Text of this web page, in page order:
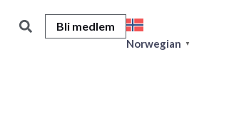
Bli medlem
Norwegian ▼